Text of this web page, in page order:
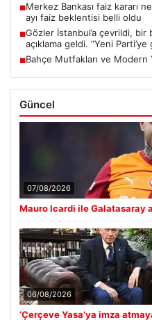
■Merkez Bankası faiz kararı
ayı faiz beklentisi belli oldu
■Gözler İstanbul’a çevrildi, bir
açıklama geldi. “Yeni
■Bahçe Mutfakları ve Modern
Güncel
07/08/2026
Mauro Icardi ile Galatasaray
06/08/2026
‘Çerçeve Yasa’ya imza